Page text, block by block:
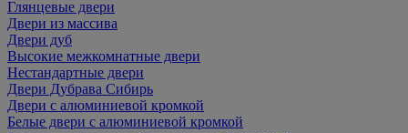
Глянцевые двери
Двери из массива
Двери дуб
Высокие межкомнатные двери
Нестандартные двери
Двери Дубрава Сибирь
Двери с алюминиевой кромкой
Белые двери с алюминиевой кромкой